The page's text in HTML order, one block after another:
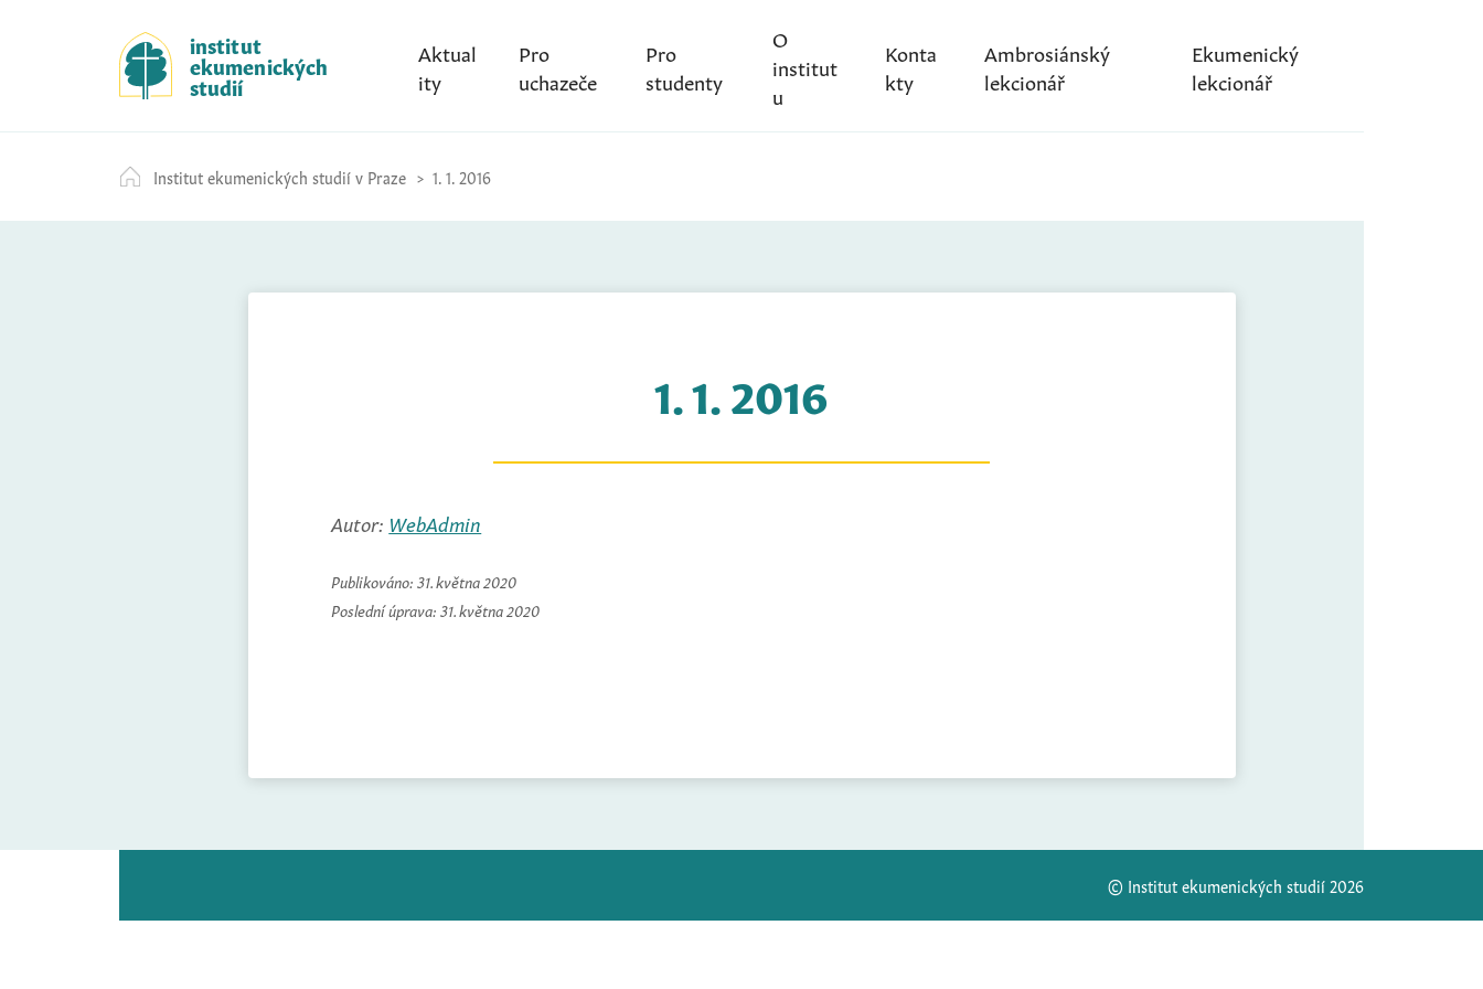
k
i
p
t
c
o
institut
ekumenických
studií
Aktual
ity
Pro
uchazeče
Pro
studenty
O
institut
u
Konta
kty
Ambrosiánský
lekcionář
Ekumenický
lekcionář
Institut ekumenických studií v Praze 1. 1. 2016
1. 1. 2016
Autor: WebAdmin
Publikováno: 31. května 2020
Poslední úprava: 31. května 2020
© Institut ekumenických studií 2026